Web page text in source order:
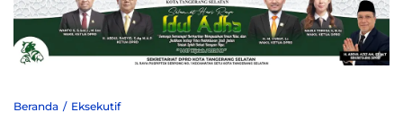
Beranda Eksekutif